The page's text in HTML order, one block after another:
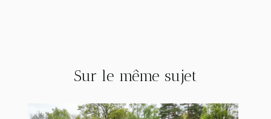
Sur le même sujet